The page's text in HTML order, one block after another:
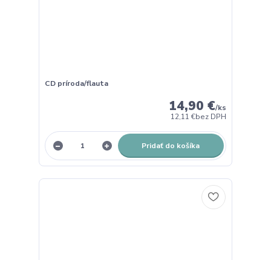
CD príroda/flauta
14,90 €/ks
12,11 €bez DPH
Pridať do košíka